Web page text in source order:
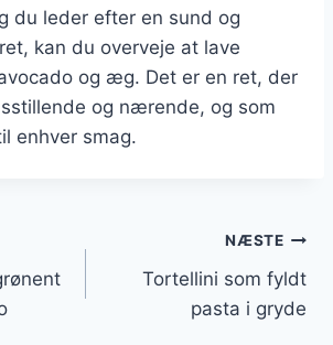
du leder efter en sund og
kan du overveje at lave
og æg. Det er en ret, der
og nærende, og som
enhver smag.
NÆSTE
Tortellini som fyldt
pasta i gryde